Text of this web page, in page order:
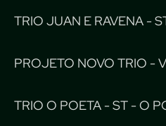
TRIO JUAN E RAVENA -
PROJETO NOVO TRIO -
TRIO O POETA - ST - O